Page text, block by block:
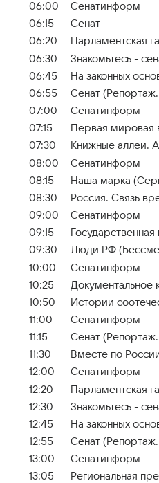
06:00
Сенатинформ
06:15
Сенат
06:20
Парламентская
06:30
Знакомьтесь -
06:45
На законных
06:55
Сенат
07:00
Сенатинформ
07:15
Первая мировая
07:30
Книжные аллеи.
08:00
Сенатинформ
08:15
Наша марка
08:30
Россия. Связь
09:00
Сенатинформ
09:15
09:30
Люди РФ
10:00
Сенатинформ
10:25
Документальное
10:50
Истории
11:00
Сенатинформ
11:15
Сенат
11:30
Вместе по
12:00
Сенатинформ
12:20
Парламентская
12:30
Знакомьтесь -
12:45
На законных
12:55
Сенат
13:00
Сенатинформ
13:05
Региональная